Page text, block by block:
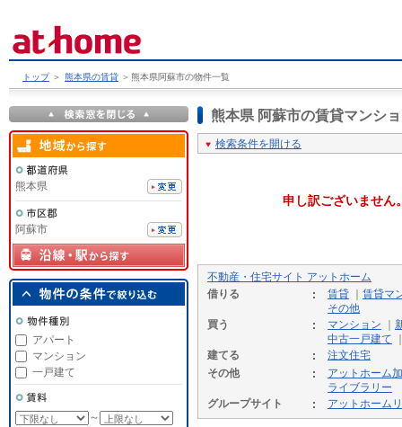
トップ ＞ 熊本県の賃貸 ＞ 熊本県阿蘇市の物件一覧
熊本県 阿蘇市の賃貸マンシ
検索条件を開ける
申し訳ございません
不動産・住宅サイト アットホーム
借りる
賃貸
賃貸マ
その他
買う
マンション
中古一戸建て
建てる
注文住宅
その他
アットホーム
ライブラリー
グループサイト
アットホーム
熊本県
阿蘇市
アパート
マンション
一戸建て
～